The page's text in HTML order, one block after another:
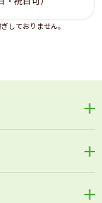
しておりません。